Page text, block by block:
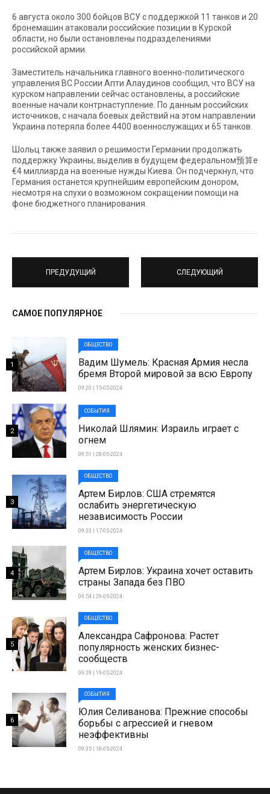
6 августа около 300 бойцов ВСУ с поддержкой 11 танков и 20
бронемашин атаковали российские позиции в Курской
области, но были остановлены подразделениями
российской армии.
Заместитель начальника главного военно-политического
управления ВС России Апти Алаудинов сообщил, что ВСУ на
курском направлении сейчас остановлены, а российские
военные начали контрнаступление. По данным российских
источников, с начала боевых действий на этом направлении
Украина потеряла более 4400 военнослужащих и 65 танков.
Шольц также заявил о решимости Германии продолжать
поддержку Украины, выделив в будущем федеральном预算е
€4 миллиарда на военные нужды Киева. Он подчеркнул, что
Германия останется крупнейшим европейским донором,
несмотря на слухи о возможном сокращении помощи на
фоне бюджетного планирования.
ПРЕДУДУЩИЙ СЛЕДУЮЩИЙ
САМОЕ ПОПУЛЯРНОЕ
ОБЩЕСТВО
Вадим Шумель: Красная Армия несла
бремя Второй мировой за всю Европу
09:20 | 15-05-2024
1
СОБЫТИЯ
Николай Шлямин: Израиль играет с
огнем
09:51 | 28-05-2024
2
ОБЩЕСТВО
Артем Бирлов: США стремятся
ослабить энергетическую
независимость России
09:33 | 17-05-2024
3
ОБЩЕСТВО
Артем Бирлов: Украина хочет оставить
страны Запада без ПВО
09:54 | 29-05-2024
4
ОБЩЕСТВО
Александра Сафронова: Растет
популярность женских бизнес-
сообществ
09:39 | 19-05-2024
5
СОБЫТИЯ
Юлия Селиванова: Прежние способы
борьбы с агрессией и гневом
неэффективны
09:35 | 18-05-2024
6